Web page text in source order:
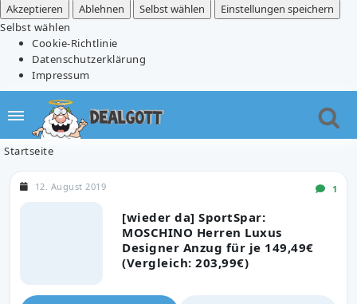
Akzeptieren
Ablehnen Selbst wählen
Einstellungen speichern
Selbst wählen
Cookie-Richtlinie
Datenschutzerklärung
Impressum
Startseite
[wieder da] SportSpar:
MOSCHINO Herren Luxus
Designer Anzug für je 149,49€
(Vergleich: 203,99€)
12. August 2019 1